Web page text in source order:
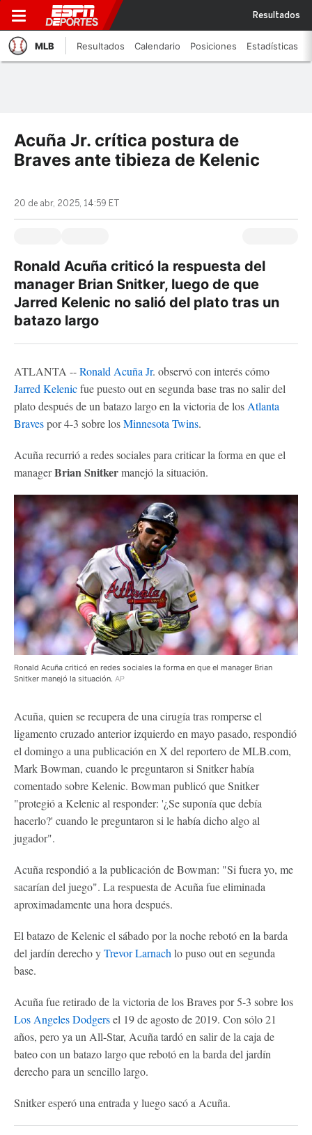
Resultados
MLB Resultados Calendario Posiciones Estadísticas
Acuña Jr. crítica postura de
Braves ante tibieza de Kelenic
20 de abr, 2025, 14:59 ET
Ronald Acuña criticó la respuesta del
manager Brian Snitker, luego de que
Jarred Kelenic no salió del plato tras un
batazo largo
ATLANTA --Ronald Acuña Jr. observó con interés cómo
Jarred Kelenicfue puesto out en segunda base tras no salir del
plato después de un batazo largo en la victoria de los Atlanta
Bravespor 4-3 sobre losMinnesota Twins.
Acuña recurrió a redes sociales para criticar la forma en que el
managerBrian Snitkermanejó la situación.
Ronald Acuña criticó en redes sociales la forma en que el manager Brian
Snitker manejó la situación. AP
Acuña, quien se recupera de una cirugía tras romperse el
ligamento cruzado anterior izquierdo en mayo pasado, respondió
el domingo a una publicación en X del reportero de MLB.com,
Mark Bowman, cuando le preguntaron si Snitker había
comentado sobre Kelenic. Bowman publicó que Snitker
"protegió a Kelenic al responder: '¿Se suponía que debía
hacerlo?' cuando le preguntaron si le había dicho algo al
jugador".
Acuña respondió a la publicación de Bowman: "Si fuera yo, me
sacarían del juego". La respuesta de Acuña fue eliminada
aproximadamente una hora después.
El batazo de Kelenic el sábado por la noche rebotó en la barda
del jardín derecho yTrevor Larnach lo puso out en segunda
base.
Acuña fue retirado de la victoria de los Braves por 5-3 sobre los
Los Angeles Dodgersel 19 de agosto de 2019. Con sólo 21
años, pero ya un All-Star, Acuña tardó en salir de la caja de
bateo con un batazo largo que rebotó en la barda del jardín
derecho para un sencillo largo.
Snitker esperó una entrada y luego sacó a Acuña.